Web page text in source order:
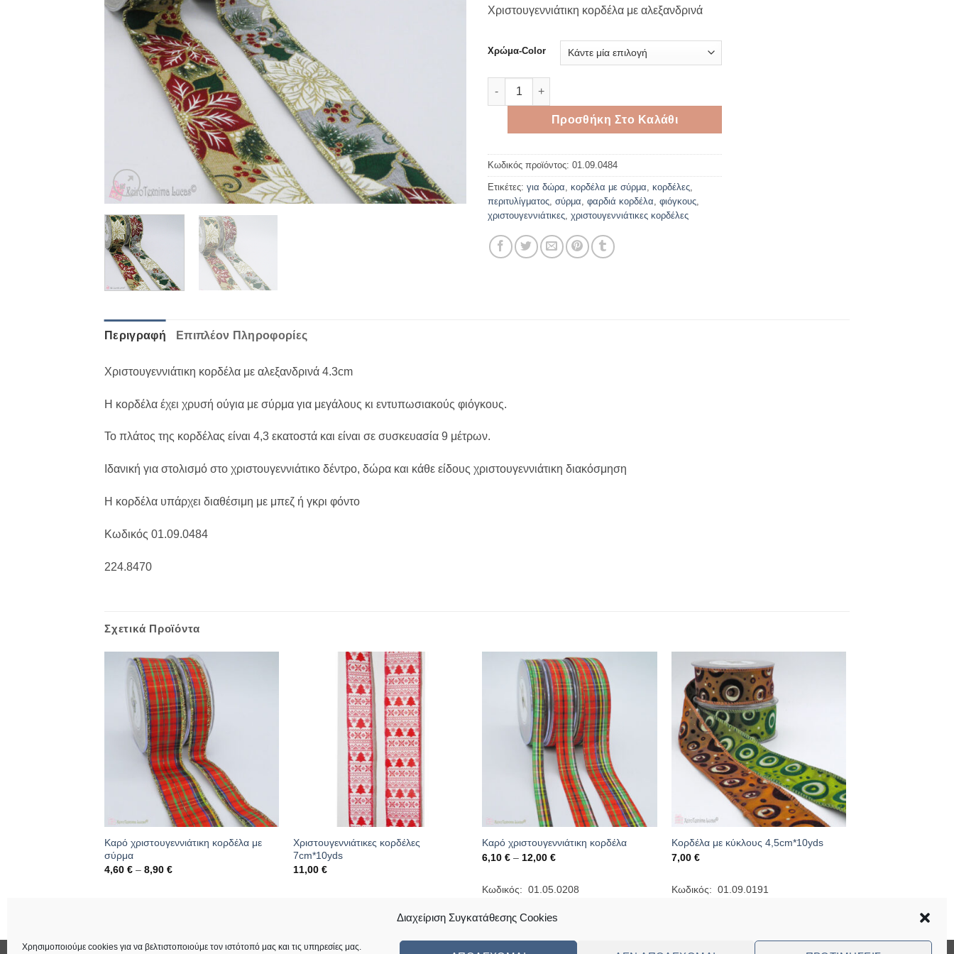
Διαχείριση Συγκατάθεσης Cookies
Χρησιμοποιούμε cookies για να βελτιστοποιούμε τον ιστότοπό μας και τις υπηρεσίες μας.
Χριστουγεννιάτικη κορδέλα με αλεξανδρινά
Χρώμα-Color
Χριστουγεννιάτικη κορδέλα με αλεξανδρινά 4.3cm ποσότητα
Προσθήκη Στο Καλάθι
Κωδικός προϊόντος: 01.09.0484
Ετικέτες: για δώρα κορδέλα με σύρμα κορδέλες
περιτυλίγματος σύρμα φαρδιά κορδέλα φιόγκους
χριστουγεννιάτικες χριστουγεννιάτικες κορδέλες
Περιγραφή Επιπλέον Πληροφορίες
Χριστουγεννιάτικη κορδέλα με αλεξανδρινά 4.3cm
Η κορδέλα έχει χρυσή ούγια με σύρμα για μεγάλους κι εντυπωσιακούς φιόγκους.
Το πλάτος της κορδέλας είναι 4,3 εκατοστά και είναι σε συσκευασία 9 μέτρων.
Ιδανική για στολισμό στο χριστουγεννιάτικο δέντρο, δώρα και κάθε είδους χριστουγεννιάτικη διακόσμηση
Η κορδέλα υπάρχει διαθέσιμη με μπεζ ή γκρι φόντο
Κωδικός 01.09.0484
224.8470
Σχετικά Προϊόντα
Καρό χριστουγεννιάτικη κορδέλα με
σύρμα
4,60 € – 8,90 €Price
Χριστουγεννιάτικες κορδέλες
7cm*10yds
11,00€
Καρό χριστουγεννιάτικη κορδέλα
6,10€ – 12,00€Price
through
12,00 €
Κωδικός: 01.05.0208
Κορδέλα με κύκλους 4,5cm*10yds
7,00 €
Κωδικός: 01.09.0191